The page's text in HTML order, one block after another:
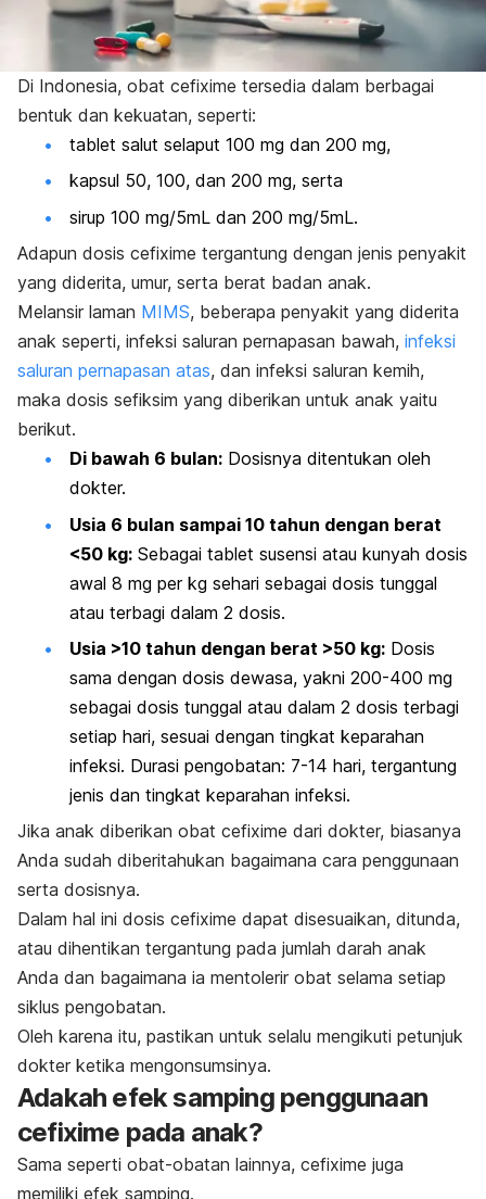
Di Indonesia, obat cefixime tersedia dalam berbagai
bentuk dan kekuatan, seperti:
tablet salut selaput 100 mg dan 200 mg,
kapsul 50, 100, dan 200 mg, serta
sirup 100 mg/5mL dan 200 mg/5mL.
Adapun dosis cefixime tergantung dengan jenis penyakit
yang diderita, umur, serta berat badan anak.
Melansir laman MIMS, beberapa penyakit yang diderita
anak seperti, infeksi saluran pernapasan bawah, infeksi
saluran pernapasan atas, dan infeksi saluran kemih,
maka dosis sefiksim yang diberikan untuk anak yaitu
berikut.
Di bawah 6 bulan: Dosisnya ditentukan oleh
dokter.
Usia 6 bulan sampai 10 tahun dengan berat
<50 kg: Sebagai tablet susensi atau kunyah dosis
awal 8 mg per kg sehari sebagai dosis tunggal
atau terbagi dalam 2 dosis.
Usia >10 tahun dengan berat >50 kg: Dosis
sama dengan dosis dewasa, yakni 200-400 mg
sebagai dosis tunggal atau dalam 2 dosis terbagi
setiap hari, sesuai dengan tingkat keparahan
infeksi. Durasi pengobatan: 7-14 hari, tergantung
jenis dan tingkat keparahan infeksi.
Jika anak diberikan obat cefixime dari dokter, biasanya
Anda sudah diberitahukan bagaimana cara penggunaan
serta dosisnya.
Dalam hal ini dosis cefixime dapat disesuaikan, ditunda,
atau dihentikan tergantung pada jumlah darah anak
Anda dan bagaimana ia mentolerir obat selama setiap
siklus pengobatan.
Oleh karena itu, pastikan untuk selalu mengikuti petunjuk
dokter ketika mengonsumsinya.
Adakah efek samping penggunaan
cefixime pada anak?
Sama seperti obat-obatan lainnya, cefixime juga
memiliki efek samping.